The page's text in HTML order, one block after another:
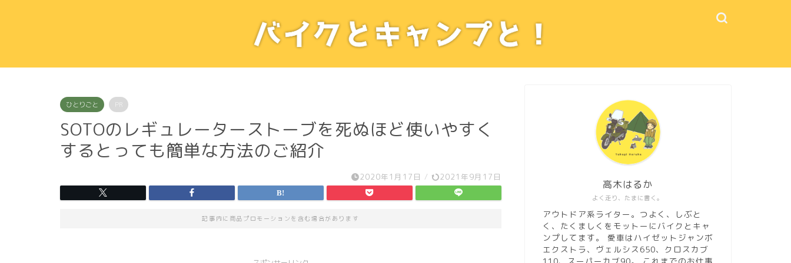
ひとりごと PR
SOTOのレギュレーターストーブを死ぬほど使いやすく
するとっても簡単な方法のご紹介
2020年1月17日 / 2021年9月17日
記事内に商品プロモーションを含む場合があります
よく走り、たまに書く。
高木はるか
アウトドア系ライター。つよく、しぶと
く、たくましくをモットーにバイクとキャ
ンプしてます。 愛車はハイゼットジャンボ
エクストラ、ヴェルシス650、クロスカブ